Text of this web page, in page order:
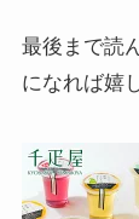
最後まで読
になれば嬉